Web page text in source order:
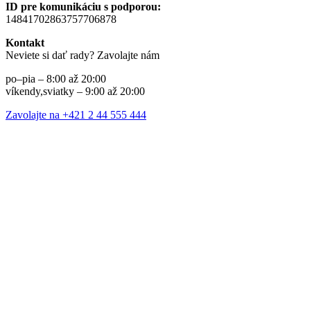
ID pre komunikáciu s podporou:
14841702863757706878
Kontakt
Neviete si dať rady? Zavolajte nám
po–pia – 8:00 až 20:00
víkendy,sviatky – 9:00 až 20:00
Zavolajte na +421 2 44 555 444